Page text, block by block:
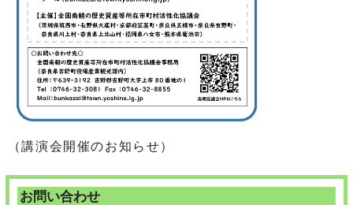
（講演会開催のお知らせ）
お問い合わせ